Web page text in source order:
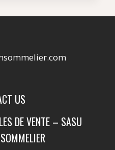
US
DE VENTE – SASU